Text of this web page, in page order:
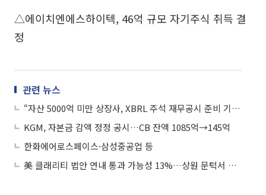
△에이치엔에스하이텍, 46억 규모 자기주식 취득 결
정
관련 뉴스
“자산 5000억 미만 상장사, XBRL 주석 재무공시 준비 기간 늘려드려요”
KGM, 자본금 감액 정정 공시…CB 잔액 1085억→145억
한화에어로스페이스·삼성중공업 등
美 클래리티 법안 연내 통과 가능성 13%…상원 문턱서 제동